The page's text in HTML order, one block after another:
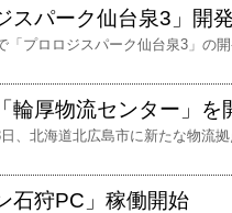
パーク仙台泉3」開発
「プロロジスパーク仙台泉3」の
厚物流センター」を
、北海道北広島市に新たな物流
石狩PC」稼働開始